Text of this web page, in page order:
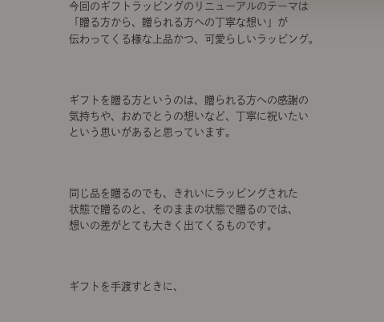
今回のギフトラッピングのリニューアルのテーマは
「贈る方から、贈られる方への丁寧な想い」が
伝わっ てくる様な上品かつ、可愛らしいラッピング。
ギフトを贈る方というのは、贈られる方への感謝の
気持ちや、おめでとうの想いなど、丁寧に祝いたい
という思いがあると思っています。
同じ品を贈るのでも、きれいにラッピングされた
状態で贈るのと、そのままの状態で贈るのでは、
想いの差がとても大きく出てくるものです。
ギフトを手渡すときに、